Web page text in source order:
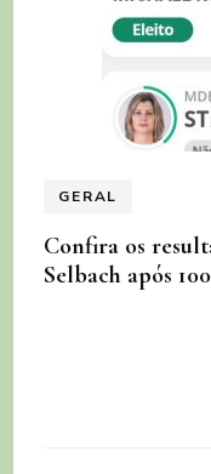
GERAL
Confira os
Selbach após